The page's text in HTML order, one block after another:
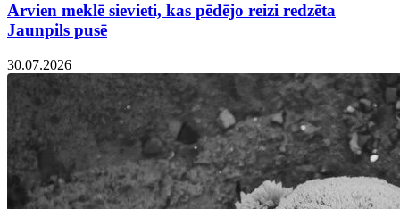
Arvien meklē sievieti, kas pēdējo reizi redzēta
Jaunpils pusē
30.07.2026